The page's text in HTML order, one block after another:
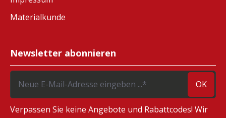
Materialkunde
Newsletter abonnieren
OK
Verpassen Sie keine Angebote und Rabattcodes! Wir